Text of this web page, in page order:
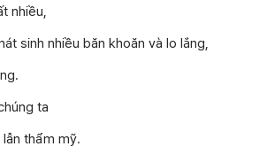
nhiều,
sinh nhiều băn khoăn và lo lắng,
ta
thẩm mỹ.